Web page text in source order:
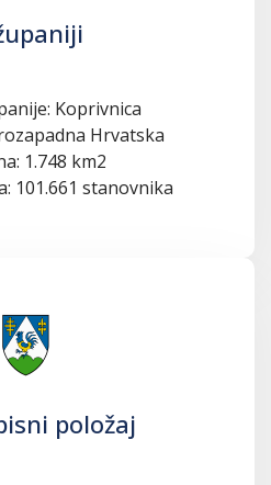
Koprivnica
Hrvatska
1.748 km2
101.661 stanovnika
položaj